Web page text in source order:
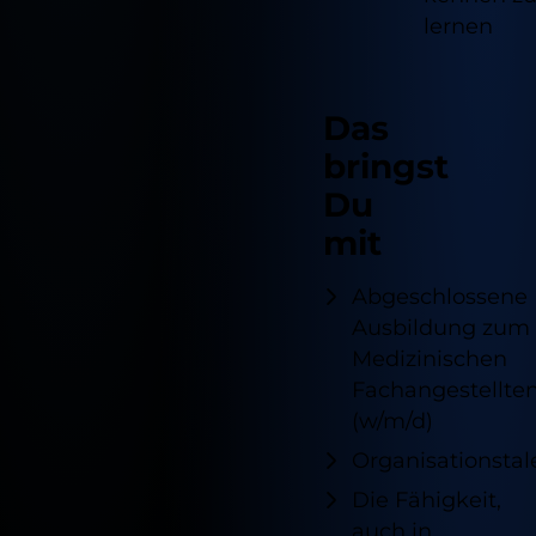
lernen
Das
bringst
Du
mit
Abgeschlossene
Ausbildung zum
Medizinischen
(w/m/d)
Die Fähigkeit,
auch in
Cookie Informationen anzeigen